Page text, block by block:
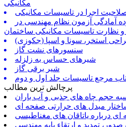
مکانیکی
اجرا در تاسیسات مکانیکی
آمادگی آزمون نظام مهندسی در
نظارت تاسیسات مکانیکی ساختمان
استخر، سونا و اسپا (جکوزی)
سنسورهای نشت گاز
شیرهای حساس به زلزله
شیر برقی گاز
مرجع تاسیسات جلد اول و دوم
پرچالش ترین مطالب
حجم چاه های جذبی و آب باران
مبدل های حرارتی صفحه ای
ای درباره یاتاقان های مغناطیسی
صدور، تمدید و ارتقاء پایه مهندسی